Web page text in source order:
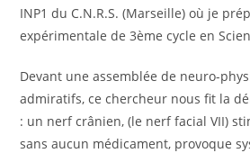
INP1 du C.N.R.S. (Marseille) où je
expérimentale de 3ème cycle en
Devant une assemblée de neuro-
admiratifs, ce chercheur nous fit la
: un nerf crânien, (le nerf facial VII)
sans aucun médicament, provoque